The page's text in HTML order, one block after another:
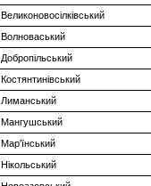
Великоновосілківський
Волноваський
Добропільський
Костянтинівський
Лиманський
Мангушський
Мар'їнський
Нікольський